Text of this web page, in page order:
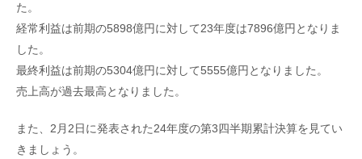
た。
経常利益は前期の5898億円に対して23年度は7896億円となりま
した。
最終利益は前期の5304億円に対して5555億円となりました。
売上高が過去最高となりました。
また、2月2日に発表された24年度の第3四半期累計決算を見てい
きましょう。